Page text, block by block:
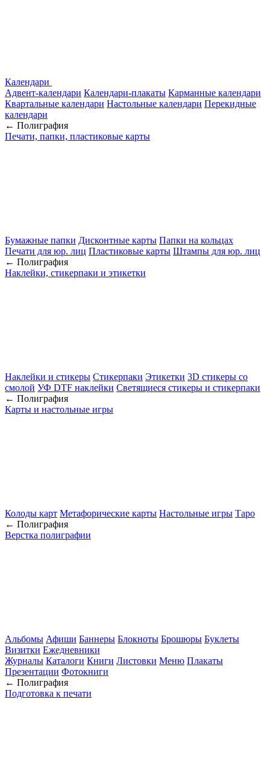
Календари
Адвент-календари Календари-плакаты Карманные календари
Квартальные календари Настольные календари Перекидные
календари
← Полиграфия
Печати, папки, пластиковые карты
Бумажные папки Дисконтные карты Папки на кольцах
Печати для юр. лиц Пластиковые карты Штампы для юр. лиц
← Полиграфия
Наклейки, стикерпаки и этикетки
Наклейки и стикеры Стикерпаки Этикетки 3D стикеры со
смолой УФ DTF наклейки Светящиеся стикеры и стикерпаки
← Полиграфия
Карты и настольные игры
Колоды карт Метафорические карты Настольные игры Таро
← Полиграфия
Верстка полиграфии
Альбомы Афиши Баннеры Блокноты Брошюры Буклеты
Визитки Ежедневники
Журналы Каталоги Книги Листовки Меню Плакаты
Презентации Фотокниги
← Полиграфия
Подготовка к печати